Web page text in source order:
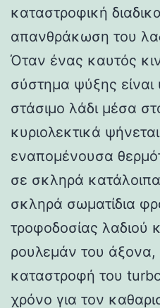
καταστροφική
απανθράκωση του
Όταν ένας καυτός
σύστημα ψύξης
στάσιμο λάδι μέσα
κυριολεκτικά
εναπομένουσα
σε σκληρά
σκληρά σωματίδια
τροφοδοσίας λαδιού
ρουλεμάν του
καταστροφή του
χρόνο για τον